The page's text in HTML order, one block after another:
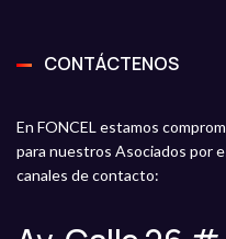
CONTÁCTENOS
En FONCEL estamos
para nuestros Asociados por
canales de contacto: